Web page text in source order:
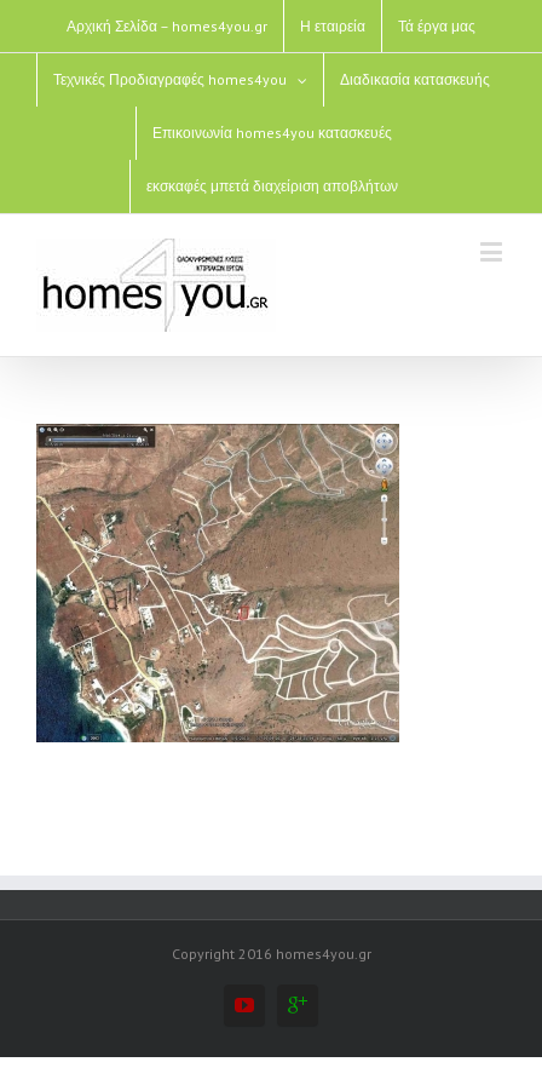
Αρχική Σελίδα – homes4you.gr Η εταιρεία Τά έργα μας
Τεχνικές Προδιαγραφές homes4you Διαδικασία κατασκευής
Επικοινωνία homes4you κατασκευές
εκσκαφές μπετά διαχείριση αποβλήτων
Copyright 2016 homes4you.gr